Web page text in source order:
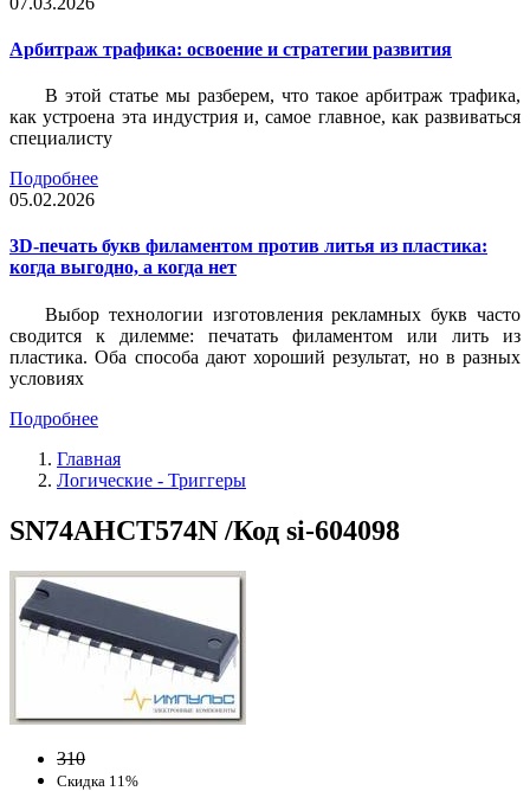
Арбитраж трафика: освоение и стратегии развития
В этой статье мы разберем, что такое арбитраж трафика,
как устроена эта индустрия и, самое главное, как развиваться
специалисту
Подробнее
05.02.2026
3D-печать букв филаментом против литья из пластика:
когда выгодно, а когда нет
Выбор технологии изготовления рекламных букв часто
сводится к дилемме: печатать филаментом или лить из
пластика. Оба способа дают хороший результат, но в разных
условиях
Подробнее
Главная
Логические - Триггеры
SN74AHCT574N /Код si-604098
310
Скидка 11%